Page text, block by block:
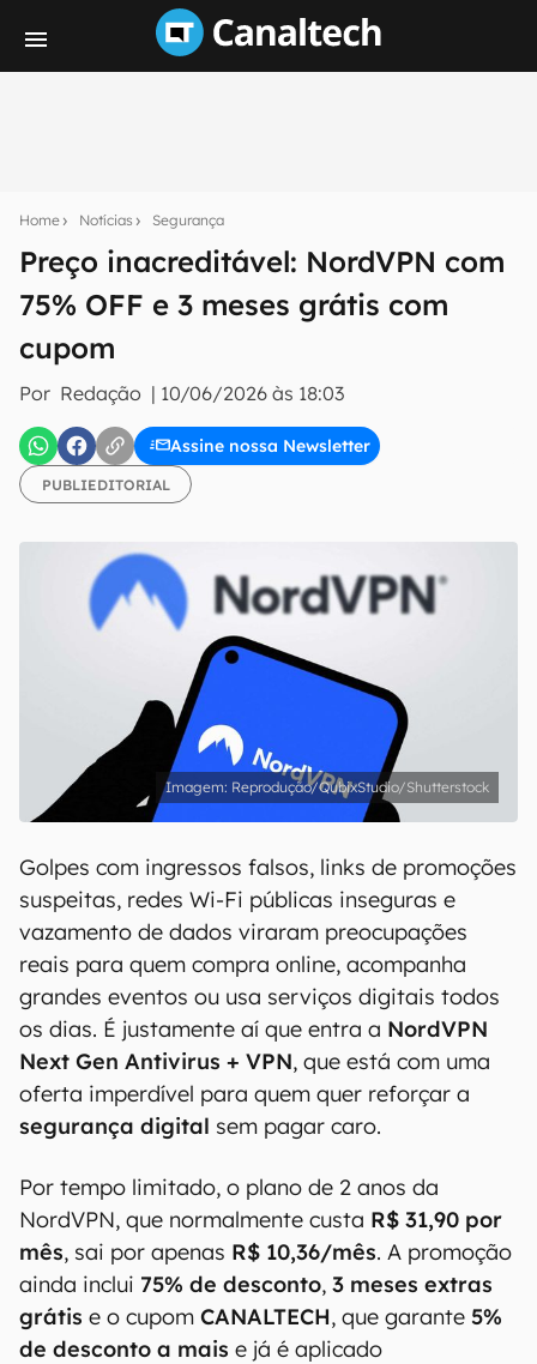
Home Notícias Segurança
Preço inacreditável: NordVPN com
75% OFF e 3 meses grátis com
cupom
Por Redação | 10/06/2026 às 18:03
Assine nossa Newsletter
PUBLIEDITORIAL
notícias e reviews sobre tecnologia em primeira
E-mail
inscreva-se
Confirmo que li, aceito e concordo com os
Uso e Política de Privacidade do Canaltech.
Reprodução/QubixStudio/Shutterstock
Golpes com ingressos falsos, links de promoções
suspeitas, redes Wi-Fi públicas inseguras e
vazamento de dados viraram preocupações
reais para quem compra online, acompanha
grandes eventos ou usa serviços digitais todos
os dias. É justamente aí que entra a NordVPN
Next Gen Antivirus + VPN, que está com uma
oferta imperdível para quem quer reforçar a
segurança digital sem pagar caro.
Por tempo limitado, o plano de 2 anos da
NordVPN, que normalmente custa R$ 31,90 por
mês, sai por apenas R$ 10,36/mês. A promoção
ainda inclui 75% de desconto, 3 meses extras
grátis e o cupom CANALTECH, que garante 5%
de desconto a mais e já é aplicado